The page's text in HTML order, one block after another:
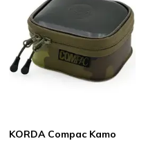
KORDA Compac Kamo